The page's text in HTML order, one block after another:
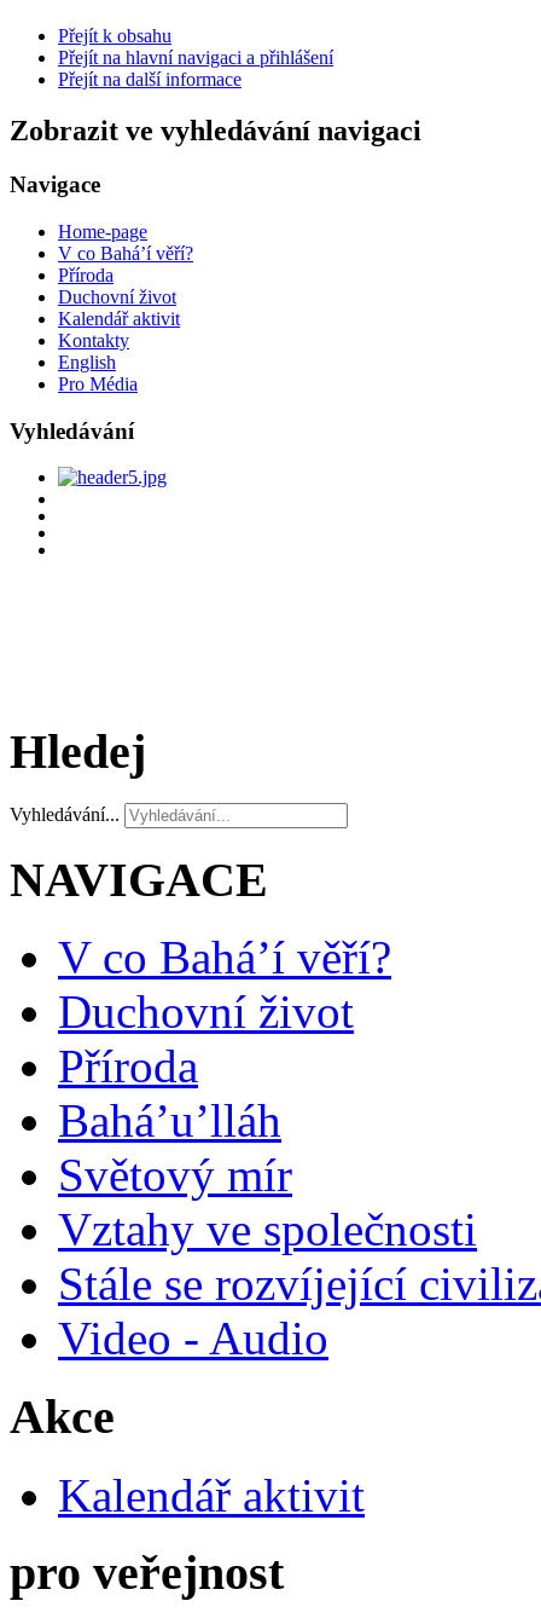
Přejít k obsahu
Přejít na hlavní navigaci a přihlášení
Přejít na další informace
Zobrazit ve vyhledávání navigaci
Navigace
Home-page
V co Bahá’í věří?
Příroda
Duchovní život
Kalendář aktivit
Kontakty
English
Pro Média
Vyhledávání
Hledej
Vyhledávání...
NAVIGACE
V co Bahá’í věří?
Duchovní život
Příroda
Bahá’u’lláh
Světový mír
Vztahy ve společnosti
Stále se rozvíjející
Video - Audio
Akce
Kalendář aktivit
pro veřejnost